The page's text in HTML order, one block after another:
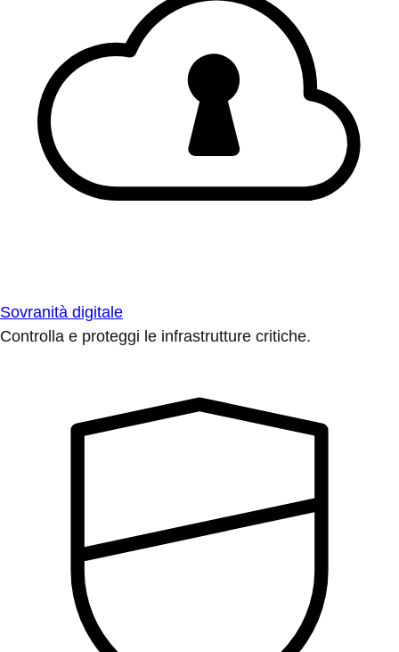
Sovranità digitale
Controlla e proteggi le infrastrutture critiche.